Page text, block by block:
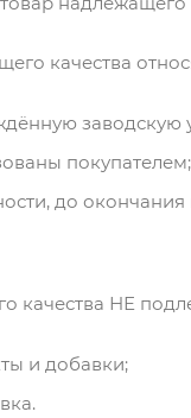
качества
заводскую
покупателем;
до окончания
качества НЕ
и добавки;